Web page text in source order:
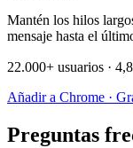
Mantén los hilos
mensaje hasta el
22.000+ usuarios ·
Añadir a Chrome ·
Preguntas